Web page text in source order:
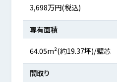
3,698万円(税込)
専有面積
64.05m²(約19.37坪)/壁芯
間取り